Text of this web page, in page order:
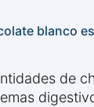
blanco
de